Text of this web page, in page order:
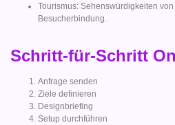
Tourismus: Sehenswürdigkeiten
Besucherbindung.
Schritt-für-Schritt
Anfrage senden
Ziele definieren
Designbriefing
Setup durchführen